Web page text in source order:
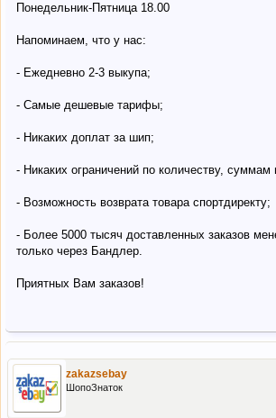
Понедельник-Пятница 18.00
Напоминаем, что у нас:
- Ежедневно 2-3 выкупа;
- Самые дешевые тарифы;
- Никаких доплат за шип;
- Никаких ограничений по количеству,
- Возможность возврата товара спортдиректу;
- Более 5000 тысяч доставленных заказов
только через Бандлер.
Приятных Вам заказов!
zakazsebay
ШопоЗнаток